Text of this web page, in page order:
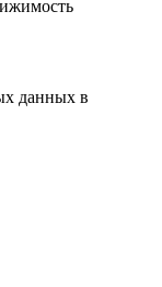
данных в